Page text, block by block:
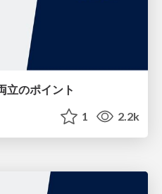
立のポイント
1 2.2k